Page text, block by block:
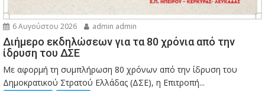
6 Αυγούστου 2026 admin admin
Διήμερο εκδηλώσεων για τα 80 χρόνια από την
ίδρυση του ΔΣΕ
Με αφορμή τη συμπλήρωση 80 χρόνων από την ίδρυση του
Δημοκρατικού Στρατού Ελλάδας (ΔΣΕ), η Επιτροπή...